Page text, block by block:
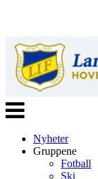
Veksle
navigasjon
Nyheter
Gruppene
Fotball
Ski